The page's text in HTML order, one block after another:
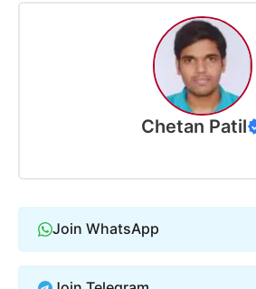
Chetan Patil
Join WhatsApp